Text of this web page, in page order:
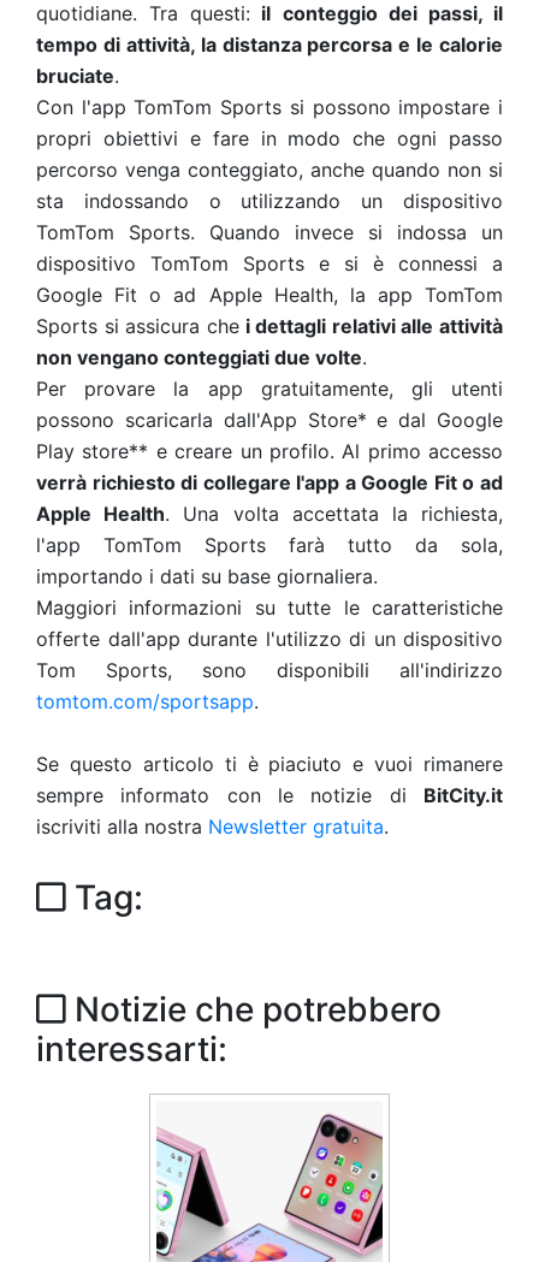
quotidiane. Tra questi: il conteggio dei passi, il
tempo di attività, la distanza percorsa e le calorie
bruciate.
Con l'app TomTom Sports si possono impostare i
propri obiettivi e fare in modo che ogni passo
percorso venga conteggiato, anche quando non si
sta indossando o utilizzando un dispositivo
TomTom Sports. Quando invece si indossa un
dispositivo TomTom Sports e si è connessi a
Google Fit o ad Apple Health, la app TomTom
Sports si assicura chei dettagli relativi alle attività
non vengano conteggiati due volte.
Per provare la app gratuitamente, gli utenti
possono scaricarla dall'App Store* e dal Google
Play store** e creare un profilo. Al primo accesso
verrà richiesto di collegare l'app a Google Fit o ad
Apple Health. Una volta accettata la richiesta,
l'app TomTom Sports farà tutto da sola,
importando i dati su base giornaliera.
Maggiori informazioni su tutte le caratteristiche
offerte dall'app durante l'utilizzo di un dispositivo
Tom Sports, sono disponibili all'indirizzo
tomtom.com/sportsapp.
Se questo articolo ti è piaciuto e vuoi rimanere
sempre informato con le notizie di BitCity.it
iscriviti alla nostra Newsletter gratuita.
Tag:
Notizie che potrebbero
interessarti: